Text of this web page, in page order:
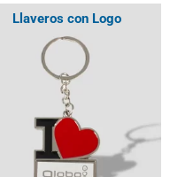
Llaveros con Logo